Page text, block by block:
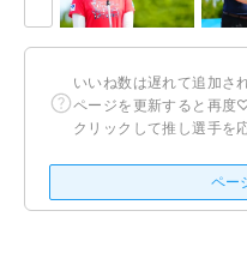
いいね数は遅れて追加さ
ページを更新すると再度
クリックして推し選手を
ペー